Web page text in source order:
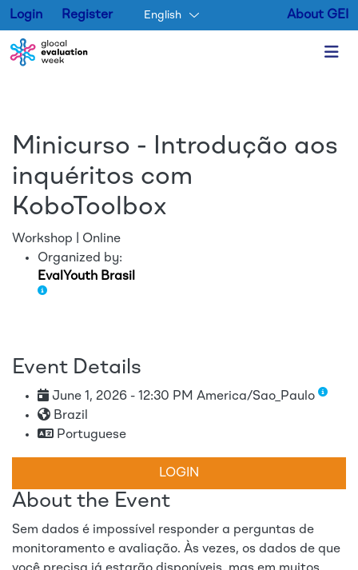
Login Register English About GEI
Minicurso - Introdução aos
inquéritos com
KoboToolbox
Workshop | Online
Organized by:
EvalYouth Brasil
About the Event
Sem dados é impossível responder a perguntas de
monitoramento e avaliação. Às vezes, os dados de que
Event Details
June 1, 2026 - 12:30 PM America/Sao_Paulo
Brazil
Portuguese
LOGIN